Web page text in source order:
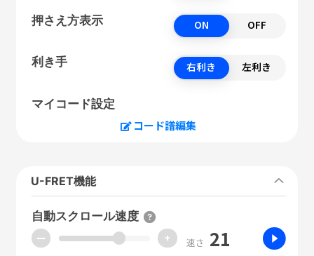
押さえ方表示 ON OFF
利き手 右利き 左利き
マイコード設定
コード譜編集
U-FRET機能
自動スクロール速度
ー + 速さ 21